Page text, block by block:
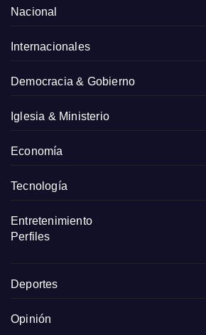
Nacional
Internacionales
Democracia & Gobierno
Iglesia & Ministerio
Economía
Tecnología
Entretenimiento
Perfiles
Deportes
Opinión